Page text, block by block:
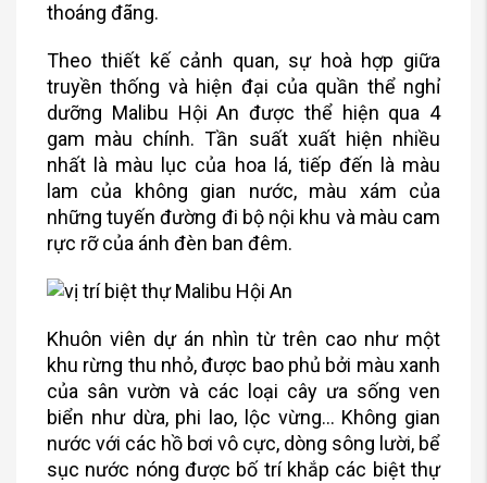
thoáng đãng.
Theo thiết kế cảnh quan, sự hoà hợp giữa
truyền thống và hiện đại của quần thể nghỉ
dưỡng Malibu Hội An được thể hiện qua 4
gam màu chính. Tần suất xuất hiện nhiều
nhất là màu lục của hoa lá, tiếp đến là màu
lam của không gian nước, màu xám của
những tuyến đường đi bộ nội khu và màu cam
rực rỡ của ánh đèn ban đêm.
Khuôn viên dự án nhìn từ trên cao như một
khu rừng thu nhỏ, được bao phủ bởi màu xanh
của sân vườn và các loại cây ưa sống ven
biển như dừa, phi lao, lộc vừng… Không gian
nước với các hồ bơi vô cực, dòng sông lười, bể
sục nước nóng được bố trí khắp các biệt thự